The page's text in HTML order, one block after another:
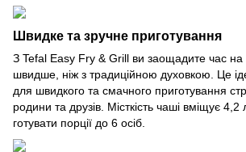
Швидке та зручне приготування
З Tefal Easy Fry & Grill ви заощадите час на
швидше, ніж з традиційною духовкою. Це
для швидкого та смачного приготування
родини та друзів. Місткість чаші вміщує
готувати порції до 6 осіб.